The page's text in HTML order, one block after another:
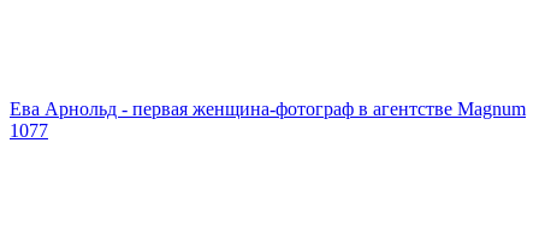
Ева Арнольд - первая женщина-фотограф в агентстве Magnum
1077